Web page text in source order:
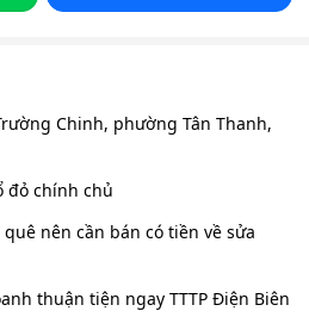
Chinh, phường Tân Thanh,
đỏ chính chủ
nên cần bán có tiền về sửa
thuận tiện ngay TTTP Điện Biên